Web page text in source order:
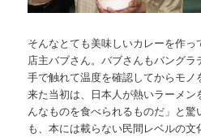
そんなとても美味しいカレーを作っ
店主バブさん。バブさんもバングラ
手で触れて温度を確認してからモ
来た当初は、日本人が熱いラーメ
んなものを食べられるものだ」と
も、本には載らない民間レベルの文